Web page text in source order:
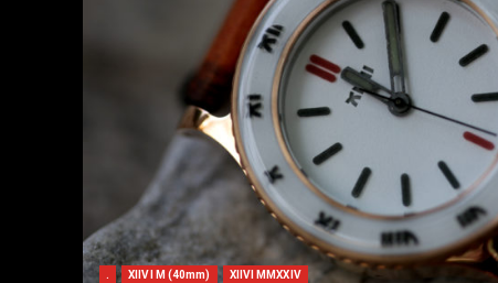
. XIIVI M (40mm) XIIVI MMXXIV